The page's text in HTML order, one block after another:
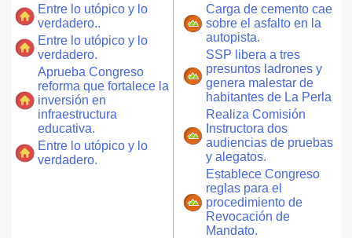
Entre lo utópico y lo
verdadero..
Entre lo utópico y lo
verdadero.
Aprueba Congreso
reforma que fortalece la
inversión en
infraestructura
educativa.
Entre lo utópico y lo
verdadero.
Carga de cemento cae
sobre el asfalto en la
autopista.
SSP libera a tres
presuntos ladrones y
genera malestar de
habitantes de La Perla
Realiza Comisión
Instructora dos
audiencias de pruebas
y alegatos.
Establece Congreso
reglas para el
procedimiento de
Revocación de
Mandato.